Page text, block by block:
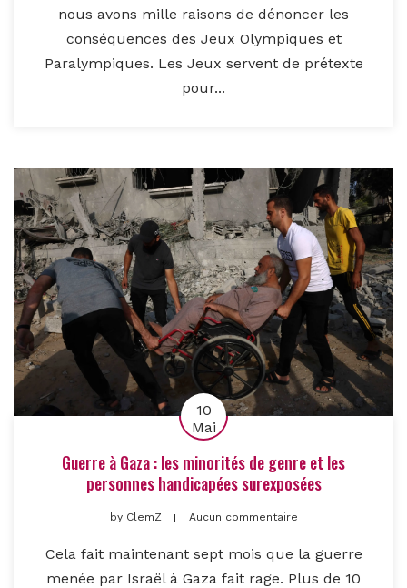
nous avons mille raisons de dénoncer les
conséquences des Jeux Olympiques et
Paralympiques. Les Jeux servent de prétexte
pour...
10
Mai
Guerre à Gaza : les minorités de genre et les
personnes handicapées surexposées
byClemZ Aucun commentaire
Cela fait maintenant sept mois que la guerre
menée par Israël à Gaza fait rage. Plus de 10